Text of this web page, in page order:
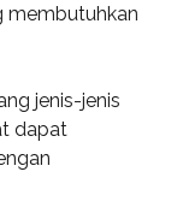
membutuhkan
jenis-jenis
dapat